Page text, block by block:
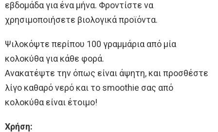
εβδομάδα για ένα μήνα. Φροντίστε να
χρησιμοποιήσετε βιολογικά προϊόντα.
Ψιλοκόψτε περίπου 100 γραμμάρια από μία
κολοκύθα για κάθε φορά.
Ανακατέψτε την όπως είναι άψητη, και προσθέστε
λίγο καθαρό νερό και το smoothie σας από
κολοκύθα είναι έτοιμο!
Χρήση: